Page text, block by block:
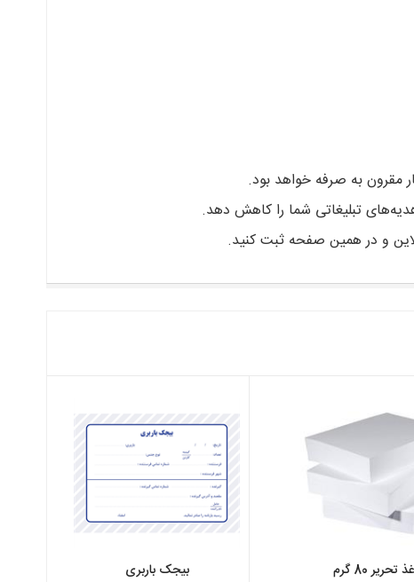
مقرون به صرفه خواهد بود.
و در همین صفحه ثبت کنید.
بیجک باربری
تحریر 80 گرم